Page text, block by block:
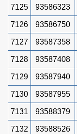
7125 93586323
7126 93586750
7127 93587358
7128 93587408
7129 93587940
7130 93587955
7131 93588379
7132 93588526